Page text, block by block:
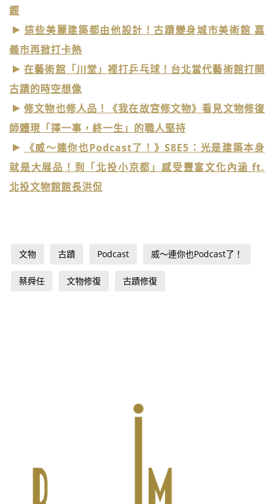
鏗
這些美麗建築都由他設計！古蹟變身城市美術館 嘉
義市再掀打卡熱
在藝術館「川堂」裡打乒乓球！台北當代藝術館打開
古蹟的時空想像
修文物也修人品！《我在故宮修文物》看見文物修復
師體現「擇一事，終一生」的職人堅持
《威～連你也Podcast了！》S8E5：光是建築本身
就是大展品！到「北投小京都」感受豐富文化內涵 ft.
北投文物館館長洪侃
文物 古蹟 Podcast 威～連你也Podcast了！
蔡舜任 文物修復 古蹟修復